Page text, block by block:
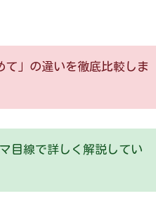
て」の違いを徹底比較しま
目線で詳しく解説してい